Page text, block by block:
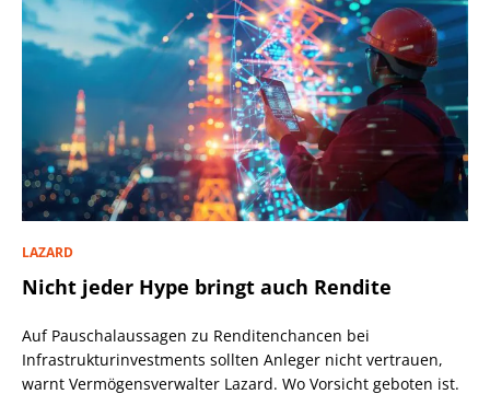
LAZARD
Nicht jeder Hype bringt auch Rendite
Auf Pauschalaussagen zu Renditenchancen bei
Infrastrukturinvestments sollten Anleger nicht vertrauen,
warnt Vermögensverwalter Lazard. Wo Vorsicht geboten ist.